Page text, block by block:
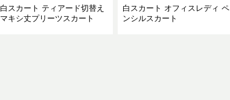
白スカート ティアード切替え
マキシ丈プリーツスカート
白スカート オフィスレディ ペ
ンシルスカート